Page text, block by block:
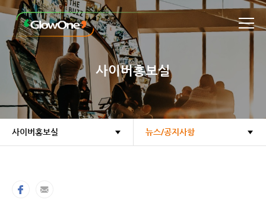
본문바로가기
사이버홍보실
사이버홍보실 뉴스/공지사항